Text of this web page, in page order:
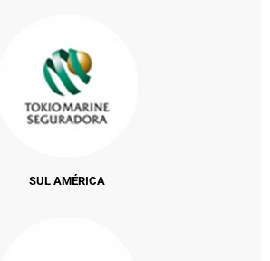
SUL AMÉRICA